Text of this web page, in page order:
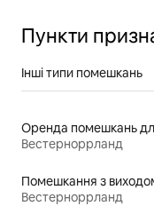
Пункти
Інші типи помешкань
Вестерноррланд
Вестерноррланд